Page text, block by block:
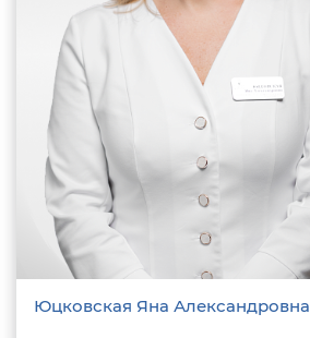
Юцковская Яна Александровна